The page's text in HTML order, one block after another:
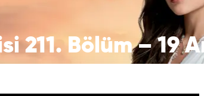
211. Bölüm – 19